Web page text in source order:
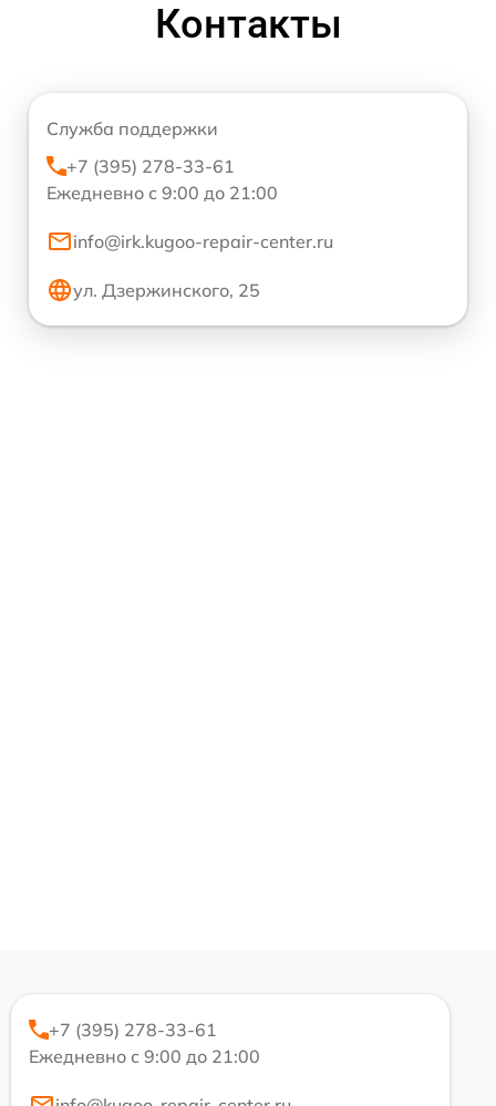
Контакты
Служба поддержки
+7 (395) 278-33-61
Ежедневно с 9:00 до 21:00
info@irk.kugoo-repair-center.ru
ул. Дзержинского, 25
+7 (395) 278-33-61
Ежедневно с 9:00 до 21:00